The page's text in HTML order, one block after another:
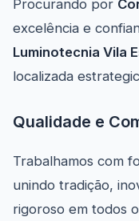
Procurando por
excelência e
Luminotecnia Vila
localizada
Qualidade e
Trabalhamos com
unindo tradição,
rigoroso em todos